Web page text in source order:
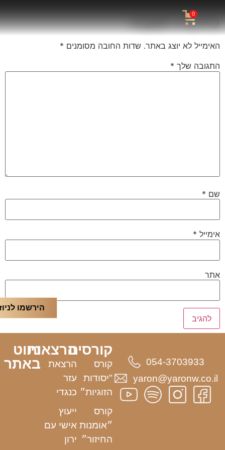
0
כתיבת תגובה
האימייל לא יוצג באתר. שדות החובה מסומנים *
התגובה שלך *
שם *
אימייל *
אתר
קורסים
קורס
"יסודות
הזוגיות״
קורס
״אומנות
החיזור״
הרצאות
הרצאת
עזר
כנגדי
ייעוץ
אישי עם
ירון
ניווט
באתר
054-3703933
yaron@yaronw.co.il
הירשמו